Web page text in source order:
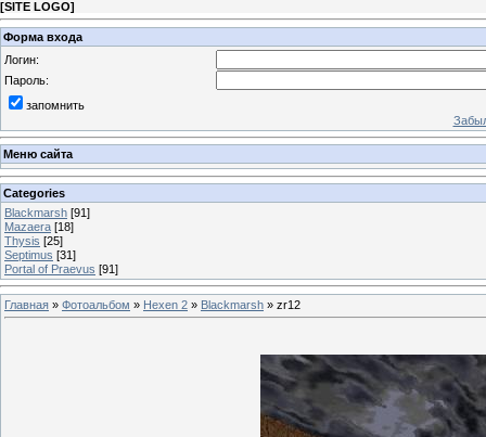
[SITE LOGO]
Форма входа
Логин:
Пароль:
запомнить
Меню сайта
Categories
Blackmarsh [91]
Mazaera [18]
Thysis [25]
Septimus [31]
Portal of Praevus [91]
Главная » Фотоальбом » Hexen 2 » Blackmarsh » zr12